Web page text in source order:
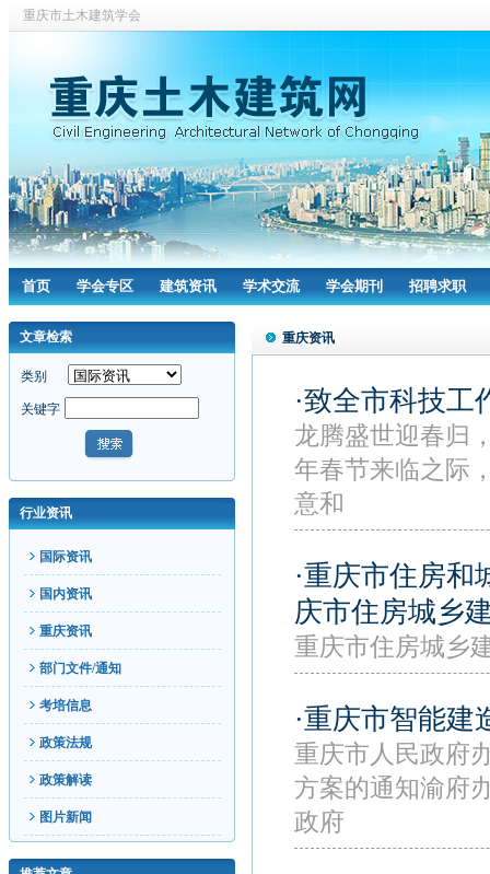
重庆市土木建筑学会
首页 学会专区 建筑资讯 学术交流 学会期刊 招聘求职
文章检索
类别
关键字
行业资讯
国际资讯
国内资讯
重庆资讯
部门文件/通知
考培信息
政策法规
政策解读
图片新闻
重庆资讯
·致全市科技工
龙腾盛世迎春归
年春节来临之际
意和
·重庆市住房和
庆市住房城乡
重庆市住房城乡
·重庆市智能
重庆市人民政府
方案的通知渝府
政府